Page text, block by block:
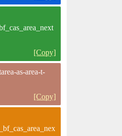
[Copy]
as-area-t-
[Copy]